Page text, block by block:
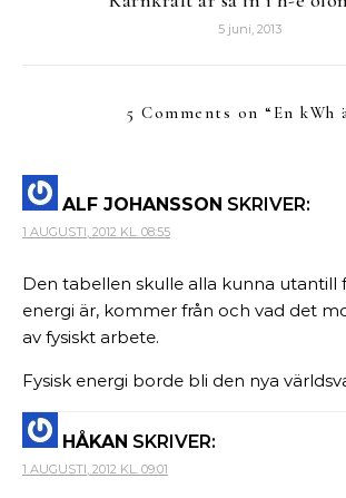
5 juni, 2013
5 Comments on “ En kWh
ALF JOHANSSON SKRIVER:
1 AUGUSTI, 2012 KL. 08:55
Den tabellen skulle alla kunna utantill
energi är, kommer från och vad det
av fysiskt arbete.
Fysisk energi borde bli den nya
HÅKAN SKRIVER:
1 AUGUSTI, 2012 KL. 09:01